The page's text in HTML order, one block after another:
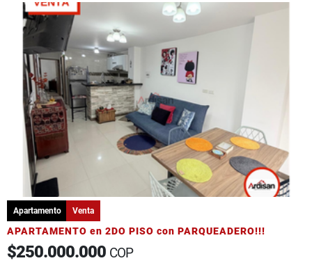
Apartamento Venta
APARTAMENTO en 2DO PISO con PARQUEADERO!!!
$250.000.000 COP